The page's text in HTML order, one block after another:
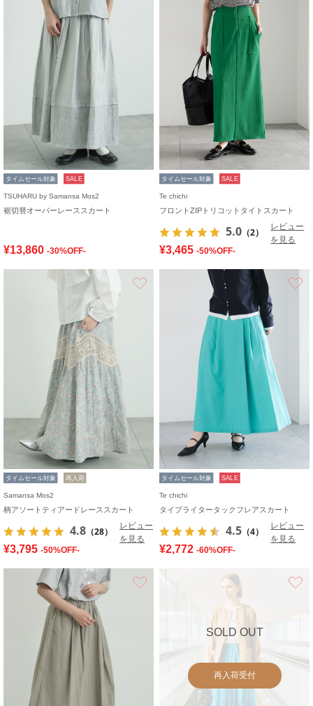
タイムセール対象 SALE
TSUHARU by Samansa Mos2
裾切替オーバーレーススカート
¥13,860 -30%OFF-
タイムセール対象 SALE
Te chichi
フロントZIPトリコットタイトスカート
5.0 （2）
レビュー
を見る
¥3,465 -50%OFF-
タイムセール対象 再入荷
Samansa Mos2
柄アソートティアードレーススカート
4.8 （28）
レビュー
を見る
¥3,795 -50%OFF-
タイムセール対象 SALE
Te chichi
タイプライタータックフレアスカート
4.5 （4）
レビュー
を見る
¥2,772 -60%OFF-
SOLD OUT
再入荷受付